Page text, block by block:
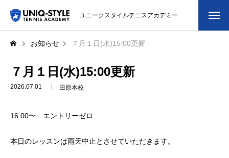
ユニークスタイルテニスアカデミー
初めての方
システム・クラス・料金
スクール紹介・コーチ紹介
大会・イベント
ブログ
お知らせ ７月１日(水)15:00更新
７月１日(水)15:00更新
2026.07.01 田原本校
16:00〜 エントリーゼロ
本日のレッスンは雨天中止とさせていただきます。